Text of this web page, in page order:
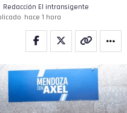
Redacción El intransigente
hace 1 hora